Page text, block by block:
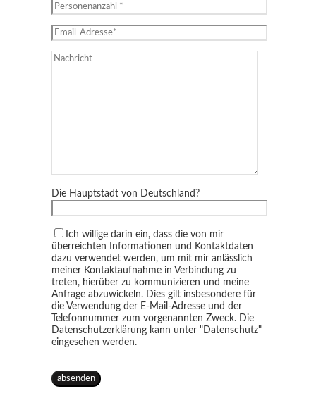
Die Hauptstadt von Deutschland?
Ich willige darin ein, dass die von mir
überreichten Informationen und Kontaktdaten
dazu verwendet werden, um mit mir anlässlich
meiner Kontaktaufnahme in Verbindung zu
treten, hierüber zu kommunizieren und meine
Anfrage abzuwickeln. Dies gilt insbesondere für
die Verwendung der E-Mail-Adresse und der
Telefonnummer zum vorgenannten Zweck. Die
Datenschutzerklärung kann unter "Datenschutz"
eingesehen werden.